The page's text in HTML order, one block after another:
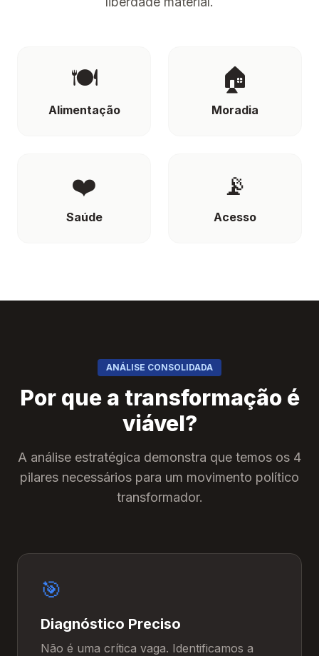
🍽️
Alimentação
🏠
Moradia
❤️
Saúde
📡
Acesso
ANÁLISE CONSOLIDADA
Por que a transformação é
viável?
A análise estratégica demonstra que temos os 4
pilares necessários para um movimento político
transformador.
🎯
Diagnóstico Preciso
Não é uma crítica vaga. Identificamos a